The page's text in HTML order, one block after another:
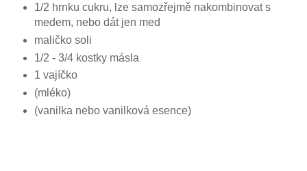
1/2 hrnku cukru, lze samozřejmě nakombinovat s
medem, nebo dát jen med
maličko soli
1/2 - 3/4 kostky másla
1 vajíčko
(mléko)
(vanilka nebo vanilková esence)